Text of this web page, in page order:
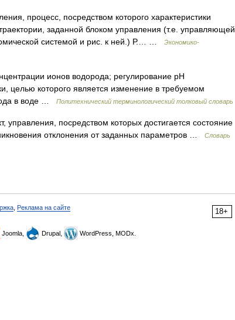
процесс, посредством которого характеристики
заданной блоком управления (т.е. управляющей
системой и рис. к ней.) Р.… …
Экономико-
ионов водорода; регулирование pH
целью которого является изменение в требуемом
в воде …
Политехнический терминологический толковый словарь
управления, посредством которых достигается состояние
отклонения от заданных параметров …
Словарь
18+
Реклама на сайте
Joomla, Drupal, WordPress, MODx.